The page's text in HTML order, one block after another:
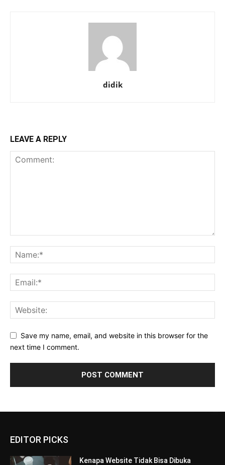
didik
LEAVE A REPLY
Save my name, email, and website in this browser for the
next time I comment.
EDITOR PICKS
Kenapa Website Tidak Bisa Dibuka